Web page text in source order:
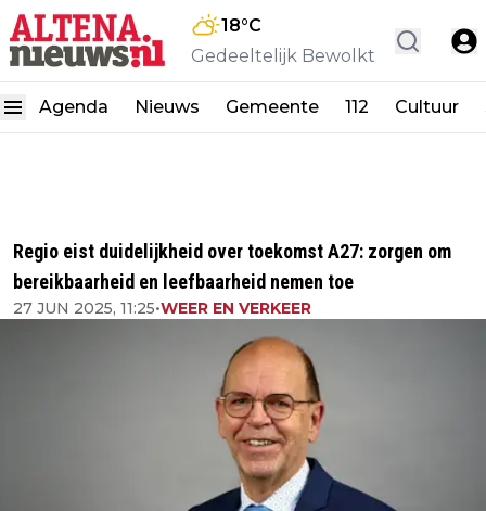
18°C
Gedeeltelijk Bewolkt
Agenda Nieuws Gemeente 112 Cultuur
Regio eist duidelijkheid over toekomst A27: zorgen om
bereikbaarheid en leefbaarheid nemen toe
27 JUN 2025, 11:25•WEER EN VERKEER